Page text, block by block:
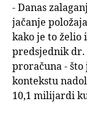
- Danas
jačanje
kako je to želio
predsjednik dr.
proračuna - što
kontekstu
10,1 milijardi